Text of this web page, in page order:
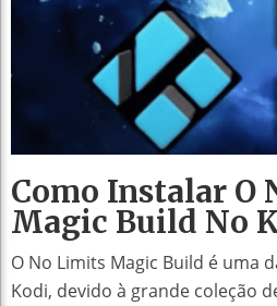
Como Instalar O
Magic Build No
O No Limits Magic Build é uma
Kodi, devido à grande coleção